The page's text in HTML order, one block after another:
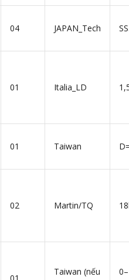
04 JAPAN_Tech
01 Italia_LD
01 Taiwan
02 Martin/TQ
Taiwan (nếu
0–